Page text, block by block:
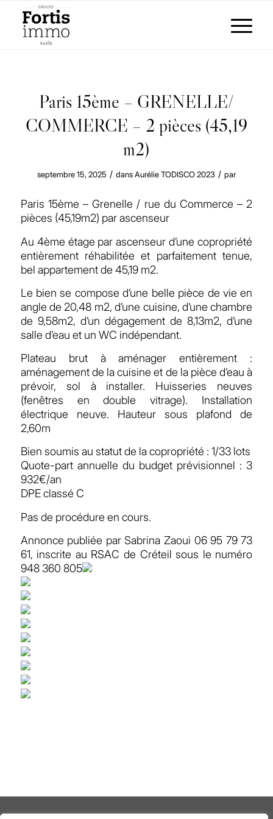
Paris 15ème – GRENELLE/
COMMERCE – 2 pièces (45,19
m2)
septembre 15, 2025 / dansAurélie TODISCO2023 / par
Paris 15ème – Grenelle / rue du Commerce – 2
pièces (45,19m2) par ascenseur
Au 4ème étage par ascenseur d’une copropriété
entièrement réhabilitée et parfaitement tenue,
bel appartement de 45,19 m2.
Le bien se compose d’une belle pièce de vie en
angle de 20,48 m2, d’une cuisine, d’une chambre
de 9,58m2, d’un dégagement de 8,13m2, d’une
salle d’eau et un WC indépendant.
Plateau brut à aménager entièrement :
aménagement de la cuisine et de la pièce d’eau à
prévoir, sol à installer. Huisseries neuves
(fenêtres en double vitrage). Installation
électrique neuve. Hauteur sous plafond de
2,60m
Bien soumis au statut de la copropriété : 1/33 lots
Quote-part annuelle du budget prévisionnel : 3
932€/an
DPE classé C
Pas de procédure en cours.
Annonce publiée par Sabrina Zaoui 06 95 79 73
61, inscrite au RSAC de Créteil sous le numéro
948 360 805